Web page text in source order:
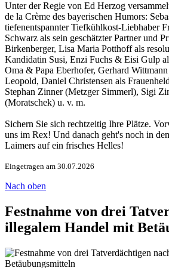
Unter der Regie von Ed Herzog
de la Crème des bayerischen Humors:
tiefenentspannter Tiefkühlkost-Liebhaber
Schwarz als sein geschätzter Partner und
Birkenberger, Lisa Maria Potthoff als
Kandidatin Susi, Enzi Fuchs & Eisi Gulp
Oma & Papa Eberhofer, Gerhard
Leopold, Daniel Christensen als
Stephan Zinner (Metzger Simmerl), Sigi
(Moratschek) u. v. m.
Sichern Sie sich rechtzeitig Ihre Plätze.
uns im Rex! Und danach geht's noch in
Laimers auf ein frisches Helles!
Eingetragen am 30.07.2026
Nach oben
Festnahme von drei
illegalem Handel mit